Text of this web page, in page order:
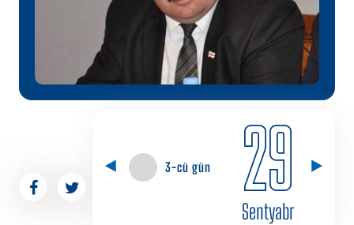
3-cü gün 29
Sentyabr